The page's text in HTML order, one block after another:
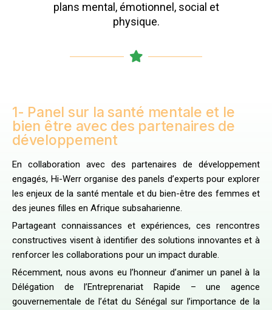
plans mental, émotionnel, social et
physique.
1- Panel sur la santé mentale et le
bien être avec des partenaires de
développement
En collaboration avec des partenaires de développement
engagés, Hi-Werr organise des panels d’experts pour explorer
les enjeux de la santé mentale et du bien-être des femmes et
des jeunes filles en Afrique subsaharienne.
Partageant connaissances et expériences, ces rencontres
constructives visent à identifier des solutions innovantes et à
renforcer les collaborations pour un impact durable.
Récemment, nous avons eu l’honneur d’animer un panel à la
Délégation de l’Entreprenariat Rapide – une agence
gouvernementale de l’état du Sénégal sur l’importance de la